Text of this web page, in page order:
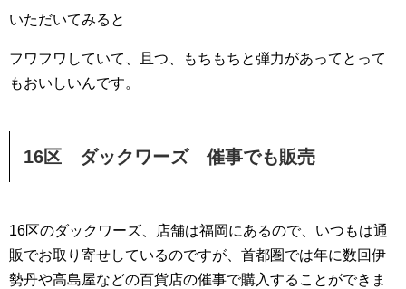
いただいてみると
フワフワしていて、且つ、もちもちと弾力があって とって
もおいしいんです。
16区 ダックワーズ 催事でも販売
16区のダックワーズ、店舗は福岡にあるので、いつもは通
販でお取り寄せしているのですが、首都圏では年に数回伊
勢丹や高島屋などの百貨店の催事で購入することができま